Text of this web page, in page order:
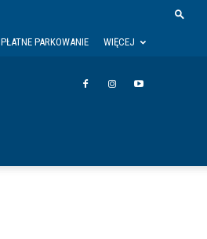
PŁATNE PARKOWANIE WIĘCEJ